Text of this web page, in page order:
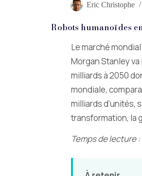
Eric Christophe
Robots humanoïdes
Le marché
Morgan Stanley
milliards à 2050
mondiale,
milliards d’unités,
transformation, la
Temps de lecture :